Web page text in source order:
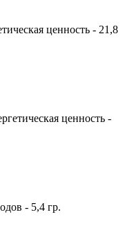
ценность - 21,8
ценность -
- 5,4 гр.